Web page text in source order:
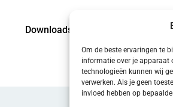
Om de beste ervaringen te
informatie over je apparaat
technologieën kunnen wij
verwerken. Als je geen
invloed hebben op
Downloads